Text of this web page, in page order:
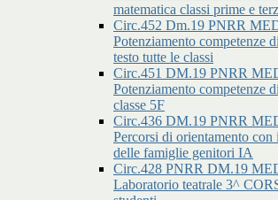
matematica classi prime e
Circ.452 Dm.19 PNRR
Potenziamento competenze
testo tutte le classi
Circ.451 DM.19 PNRR
Potenziamento competenze
classe 5F
Circ.436 DM.19 PNRR
Percorsi di orientamento
delle famiglie genitori IA
Circ.428 PNRR DM.19
Laboratorio teatrale 3^